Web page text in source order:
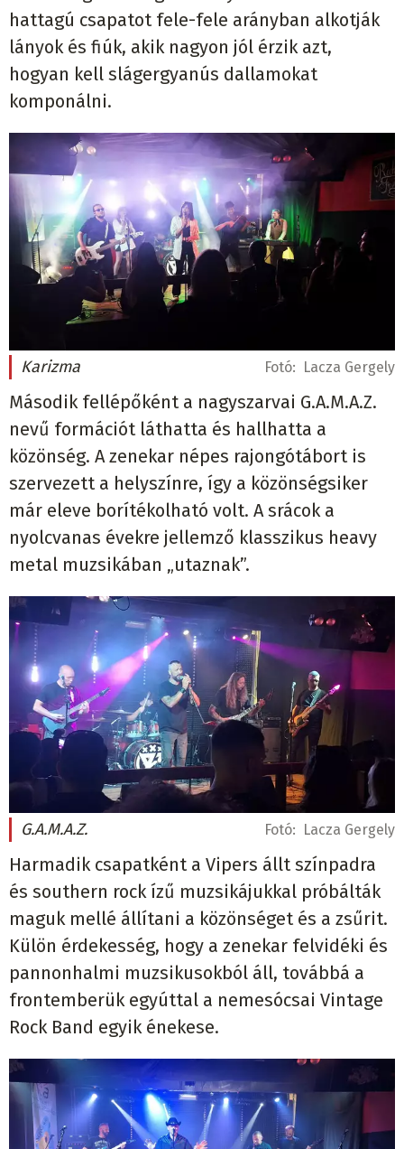
hattagú csapatot fele-fele arányban alkotják
lányok és fiúk, akik nagyon jól érzik azt,
hogyan kell slágergyanús dallamokat
komponálni.
Karizma Fotó: Lacza Gergely
Második fellépőként a nagyszarvai G.A.M.A.Z.
nevű formációt láthatta és hallhatta a
közönség. A zenekar népes rajongótábort is
szervezett a helyszínre, így a közönségsiker
már eleve borítékolható volt. A srácok a
nyolcvanas évekre jellemző klasszikus heavy
metal muzsikában „utaznak”.
G.A.M.A.Z. Fotó: Lacza Gergely
Harmadik csapatként a Vipers állt színpadra
és southern rock ízű muzsikájukkal próbálták
maguk mellé állítani a közönséget és a zsűrit.
Külön érdekesség, hogy a zenekar felvidéki és
pannonhalmi muzsikusokból áll, továbbá a
frontemberük egyúttal a nemesócsai Vintage
Rock Band egyik énekese.